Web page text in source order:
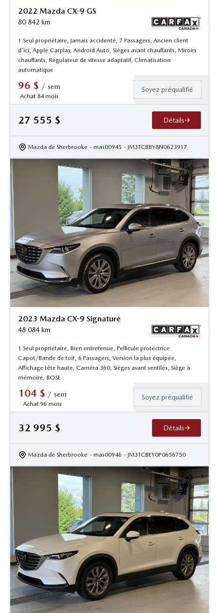
2022 Mazda CX-9 GS
80 842 km
1 Seul propriétaire, Jamais accidenté, 7 Passagers, Ancien client
d'ici, Apple Carplay, Android Auto, Sièges avant chauffants, Miroirs
chauffants, Régulateur de vitesse adaptatif, Climatisation
automatique
96 $ / sem
Achat 84 mois
Soyez préqualifié
27 555 $ Détails
Mazda de Sherbrooke - mas00945 - JM3TCBBY8N0623917
2023 Mazda CX-9 Signature
48 084 km
1 Seul propriétaire, Bien entretenue, Pellicule protectrice
Capot/Bande de toit, 6 Passagers, Version la plus équipée,
Affichage tête haute, Caméra 360, Sièges avant ventilés, Siège à
mémoire, BOSE
104 $ / sem
Achat 96 mois
Soyez préqualifié
32 995 $ Détails
Mazda de Sherbrooke - mas00946 - JM3TCBEY0P0656750